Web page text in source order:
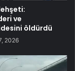
ve
öldürdü
2026